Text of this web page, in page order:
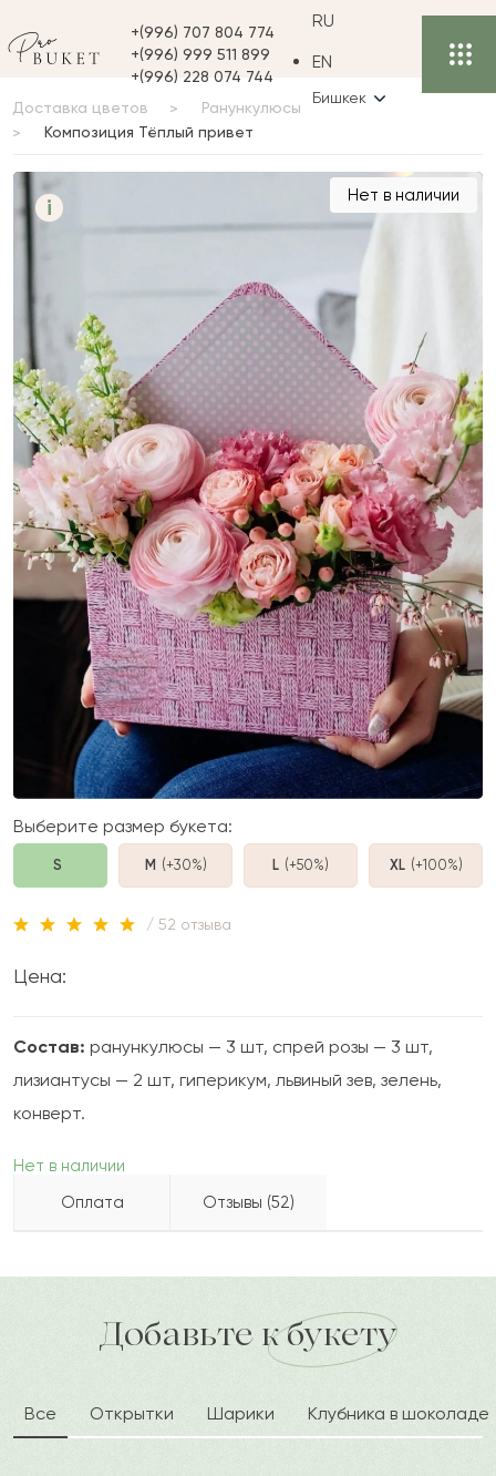
+(996) 707 804 774
+(996) 999 511 899
+(996) 228 074 744
RU
EN
Бишкек
Доставка цветов
Ранункулюсы
Композиция Тёплый привет
i
Тёплый
Нет в наличии
Выберите размер букета:
S M (+30%) L (+50%) XL (+100%)
/ 52 отзыва
Цена:
Состав: ранункулюсы — 3 шт, спрей розы — 3 шт,
лизиантусы — 2 шт, гиперикум, львиный зев, зелень,
конверт.
Нет в наличии
Оплата
Отзывы (52)
доставка по городу в течение часа
А 2022-09-23
Айнур
2022-08-19
Р 2022-08-08
Рафик
Добавьте к букету
Все Открытки Шарики Клубника в шоколаде